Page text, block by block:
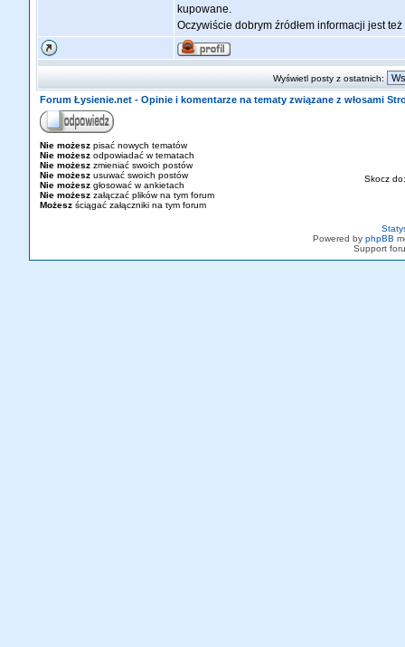
kupowane.
Oczywiście dobrym źródłem informacji jest
Wyświetl posty z ostatnich:
Forum Łysienie.net - Opinie i komentarze na tematy związane z włosami
Nie możesz pisać nowych tematów
Nie możesz odpowiadać w tematach
Nie możesz zmieniać swoich postów
Nie możesz usuwać swoich postów
Nie możesz głosować w ankietach
Nie możesz załączać plików na tym forum
Możesz ściągać załączniki na tym forum
Skocz
Powered by phpBB
Support